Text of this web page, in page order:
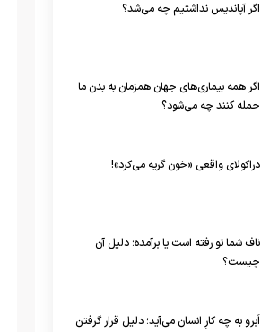
اگر آپاندیس نداشتیم چه می‌شد؟
اگر همه بیماری‌های جهان همزمان به بدن ما
حمله کنند چه می‌شود؟
دراکولای واقعی «خون گریه می‌کرد»!
ناف شما تو رفته است یا برآمده؛ دلیل آن
چیست؟
اَبرو به چه کارِ انسان می‌آید؛ دلیل قرار گرفتن